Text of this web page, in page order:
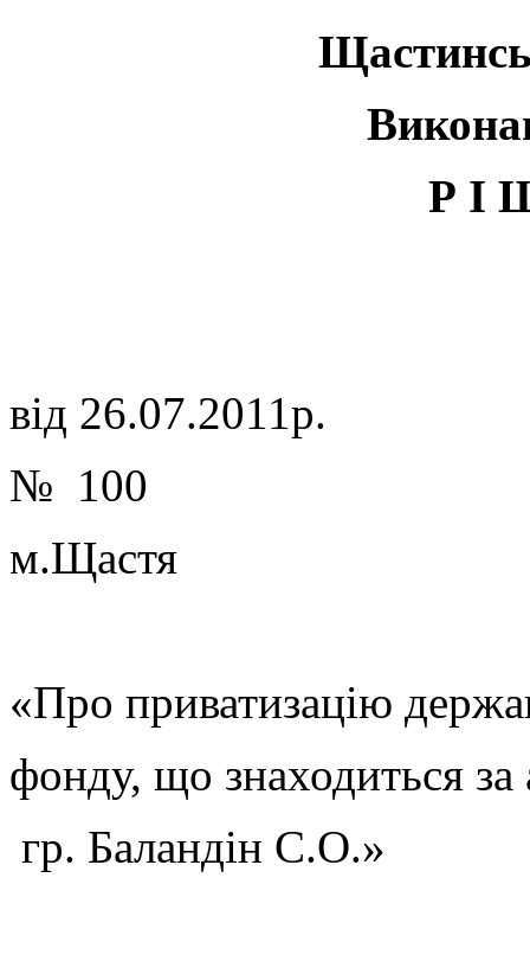
Р І
від 26.07.2011р.
№ 100
м.Щастя
«Про приватизацію
фонду, що знаходиться
гр. Баландін С.О.»